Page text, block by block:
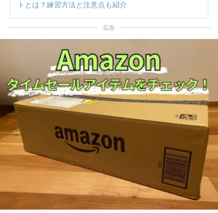
トとは？練習方法と注意点も紹介
広告